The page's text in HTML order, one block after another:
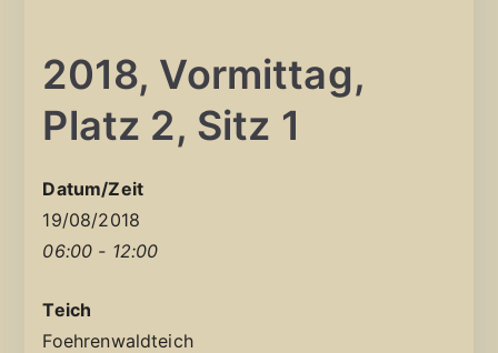
2018, Vormittag,
Platz 2, Sitz 1
Datum/Zeit
19/08/2018
06:00 - 12:00
Teich
Foehrenwaldteich